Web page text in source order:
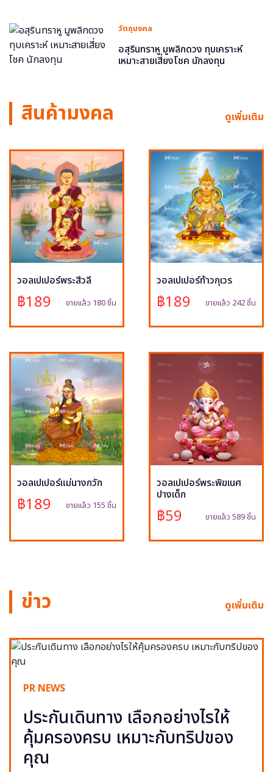
วัตถุมงคล
อสุรินทราหู มูพลิกดวง ทุบเคราะห์
เหมาะสายเสี่ยงโชค นักลงทุน
สินค้ามงคล ดูเพิ่มเติม
วอลเปเปอร์พระสีวลี
฿189 ขายแล้ว 180 ชิ้น
วอลเปเปอร์ท้าวกุเวร
฿189 ขายแล้ว 242 ชิ้น
วอลเปเปอร์แม่นางกวัก
฿189 ขายแล้ว 155 ชิ้น
วอลเปเปอร์พระพิฆเนศ
ปางเด็ก
฿59 ขายแล้ว 589 ชิ้น
ข่าว ดูเพิ่มเติม
PR NEWS
ประกันเดินทาง เลือกอย่างไรให้
คุ้มครองครบ เหมาะกับทริปของ
คุณ